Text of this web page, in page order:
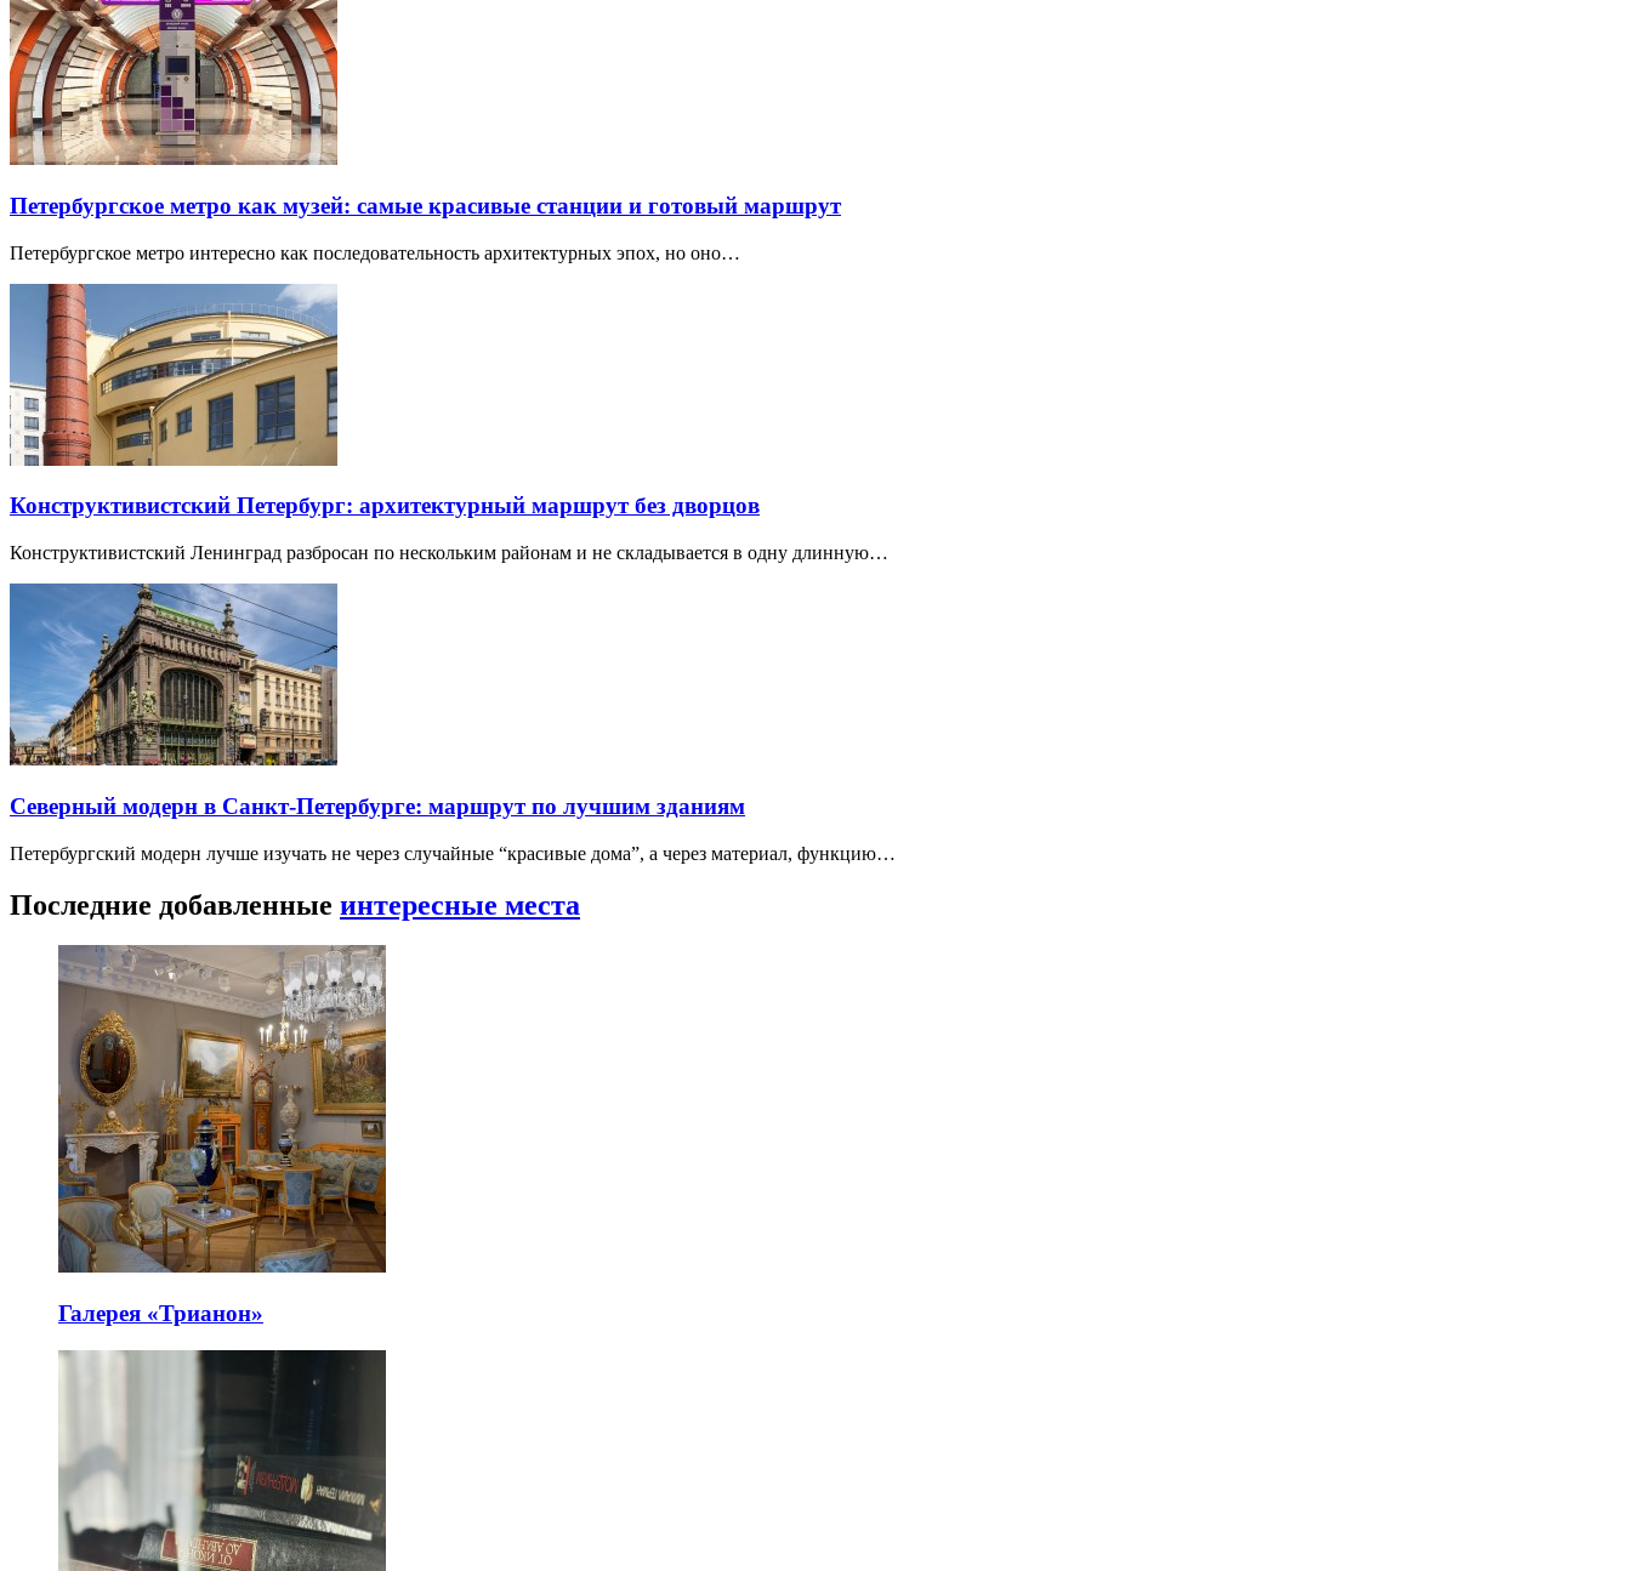
Петербургское метро как музей: самые красивые станции и готовый маршрут
Петербургское метро интересно как последовательность архитектурных эпох, но оно…
Конструктивистский Петербург: архитектурный маршрут без дворцов
Конструктивистский Ленинград разбросан по нескольким районам и не складывается в одну длинную…
Северный модерн в Санкт-Петербурге: маршрут по лучшим зданиям
Петербургский модерн лучше изучать не через случайные “красивые дома”, а через материал, функцию…
Последние добавленные интересные места
Галерея «Трианон»